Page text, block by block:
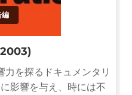
編
力を探るドキュメンタリ
影響を与え、時には不